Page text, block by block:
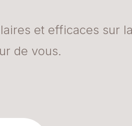
et efficaces sur la
de vous.